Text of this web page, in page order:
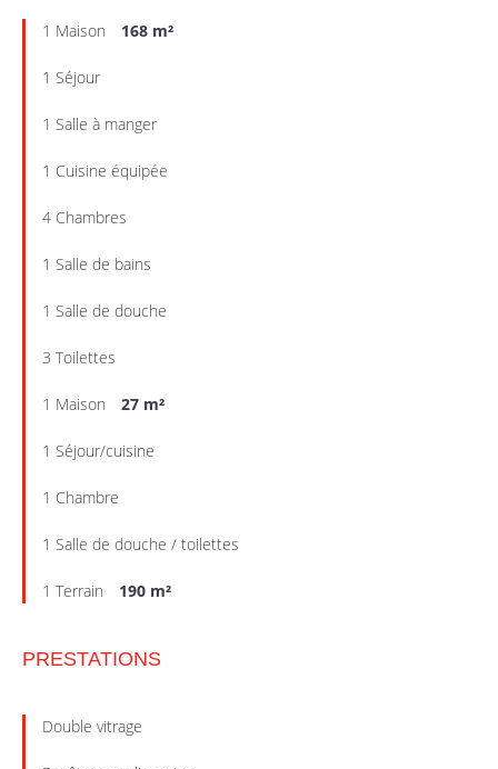
1 Maison 168 m²
1 Séjour
1 Salle à manger
1 Cuisine équipée
4 Chambres
1 Salle de bains
1 Salle de douche
3 Toilettes
1 Maison 27 m²
1 Séjour/cuisine
1 Chambre
1 Salle de douche / toilettes
1 Terrain 190 m²
PRESTATIONS
Double vitrage